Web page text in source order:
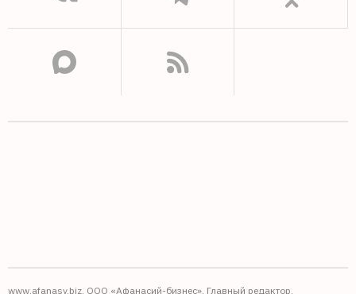
www.afanasy.biz. ООО «Афанасий-бизнес». Главный редактор,